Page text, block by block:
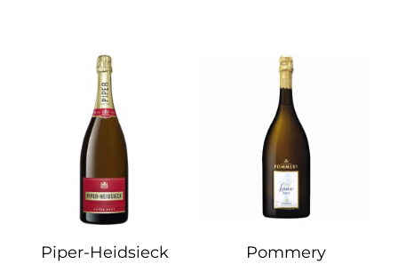
Piper-Heidsieck Pommery